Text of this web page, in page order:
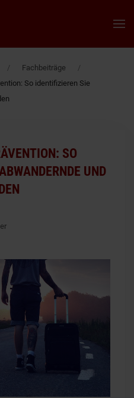
Fachbeiträge
So identifizieren Sie
SO
UND